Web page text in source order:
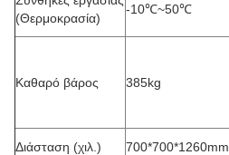
(Θερμοκρασία)
-10℃~50℃
Καθαρό βάρος 385kg
Διάσταση (χιλ.)
700*700*1260mm